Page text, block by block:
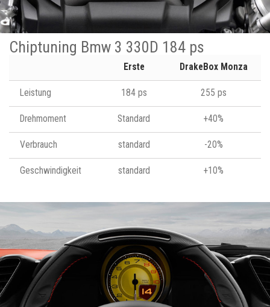
Chiptuning Bmw 3 330D 184 ps
Erste DrakeBox Monza
Leistung 184 ps 255 ps
Drehmoment Standard +40%
Verbrauch standard -20%
Geschwindigkeit standard +10%